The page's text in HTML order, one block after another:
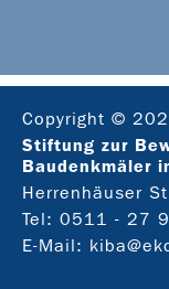
Copyright ©
Stiftung zur
Baudenkmäler
Herrenhäuser
Tel: 0511 - 27
E-Mail: